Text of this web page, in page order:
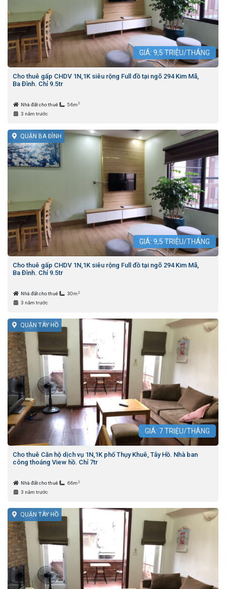
GIÁ: 9,5 TRIỆU/THÁNG
Cho thuê gấp CHDV 1N,1K siêu rộng Full đồ tại ngõ 294 Kim Mã,
Ba Đình. Chỉ 9.5tr
Nhà đất cho thuê 56m 2
3 năm trước
QUẬN BA ĐÌNH
GIÁ: 9,5 TRIỆU/THÁNG
Cho thuê gấp CHDV 1N,1K siêu rộng Full đồ tại ngõ 294 Kim Mã,
Ba Đình. Chỉ 9.5tr
Nhà đất cho thuê 30m 2
3 năm trước
QUẬN TÂY HỒ
GIÁ: 7TRIỆU/THÁNG
Cho thuê Căn hộ dịch vụ 1N,1K phố Thụy Khuê, Tây Hồ. Nhà ban
công thoáng View hồ. Chỉ 7tr
Nhà đất cho thuê 66m 2
3 năm trước
QUẬN TÂY HỒ